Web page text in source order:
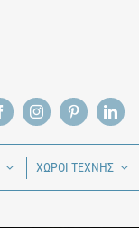
ΧΩΡΟΙ ΤΕΧΝΗΣ